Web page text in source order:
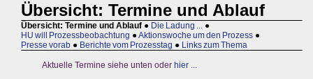
Übersicht: Termine und Ablauf
Übersicht: Termine und Ablauf ● Die Ladung ... ●
HU will Prozessbeobachtung ●Aktionswoche um den Prozess ●
Presse vorab ● Berichte vom Prozesstag ● Links zum Thema
Aktuelle Termine siehe unten oder hier ...